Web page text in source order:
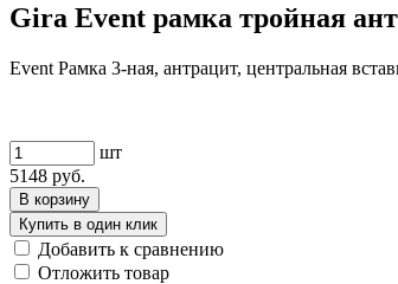
Gira Event рамка тройная
Event Рамка 3-ная, антрацит, центральная
шт
5148 руб.
В корзину
Купить в один клик
Добавить к сравнению
Отложить товар